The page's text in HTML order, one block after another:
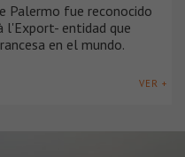
Palermo fue reconocido
l'Export- entidad que
en el mundo.
VER +